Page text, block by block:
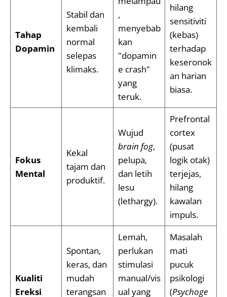
Tahap
Dopamin
Stabil dan
kembali
normal
selepas
klimaks.
,
menyebab
kan
"dopamin
e crash"
yang
teruk.
hilang
sensitiviti
(kebas)
terhadap
keseronok
an harian
biasa.
Fokus
Mental
Kekal
tajam dan
produktif.
Wujud
brain fog,
pelupa,
dan letih
lesu
(lethargy).
Prefrontal
cortex
(pusat
logik otak)
terjejas,
hilang
kawalan
impuls.
Kualiti
Ereksi
Spontan,
keras, dan
mudah
terangsan
Lemah,
perlukan
stimulasi
manual/vis
ual yang
Masalah
mati
pucuk
psikologi
(Psychoge